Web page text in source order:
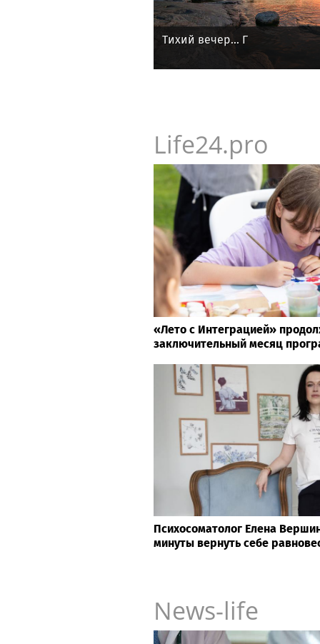
Тихий вечер... Г
Life24.pro
«Лето с Интеграцией»
заключительный месяц
Психосоматолог Елена
минуты вернуть себе
News-life